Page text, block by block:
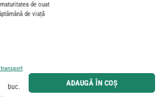
de ouat
de viață
transport
dorită sau utilizați butoanele pentru a mări sau micșora
buc. ADAUGĂ ÎN COȘ